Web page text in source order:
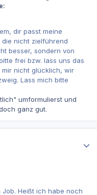
dir passt meine
nicht zielführend
besser, sondern von
frei bzw. lass uns das
mir nicht glücklich, wir
Lass mich bitte
umformulierst und
ganz gut.
Job. Heißt ich habe noch